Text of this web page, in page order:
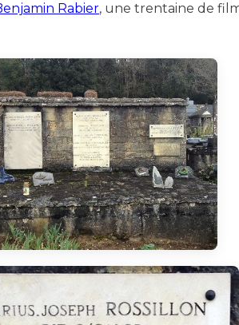
Rabier, une trentaine de